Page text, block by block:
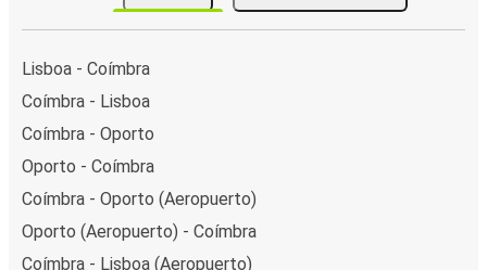
Lisboa - Coímbra
Coímbra - Lisboa
Coímbra - Oporto
Oporto - Coímbra
Coímbra - Oporto (Aeropuerto)
Oporto (Aeropuerto) - Coímbra
Coímbra - Lisboa (Aeropuerto)